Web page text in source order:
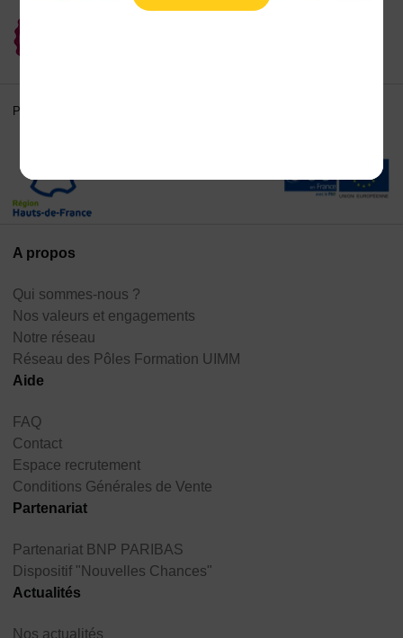
A propos
Qui sommes-nous ?
Nos valeurs et engagements
Notre réseau
Réseau des Pôles Formation UIMM
Aide
FAQ
Contact
Espace recrutement
Conditions Générales de Vente
Partenariat
Partenariat BNP PARIBAS
Dispositif "Nouvelles Chances"
Actualités
Nos actualités
Partenaires